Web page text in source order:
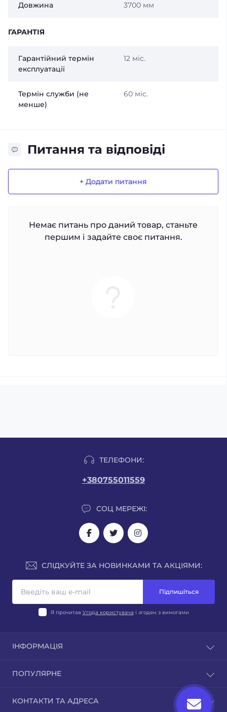
Довжина 3700 мм
ГАРАНТІЯ
Гарантійний термін
експлуатації
12 міс.
Термін служби (не
менше)
60 міс.
Питання та відповіді
+ Додати питання
Немає питань про даний товар, станьте
першим і задайте своє питання.
ТЕЛЕФОНИ:
+380755011559
СОЦ МЕРЕЖІ:
СЛІДКУЙТЕ ЗА НОВИНКАМИ ТА АКЦІЯМИ:
Підпишіться
Я прочитав Угода користувача і згоден з вимогами
ІНФОРМАЦІЯ
Відгуки
Повернення товару
ПОПУЛЯРНЕ
Стерилізаційне, дезінфекційне, очисне обладнання
Бактерицидні лампи, опромінювачі, рециркулятори,
КОНТАКТИ ТА АДРЕСА